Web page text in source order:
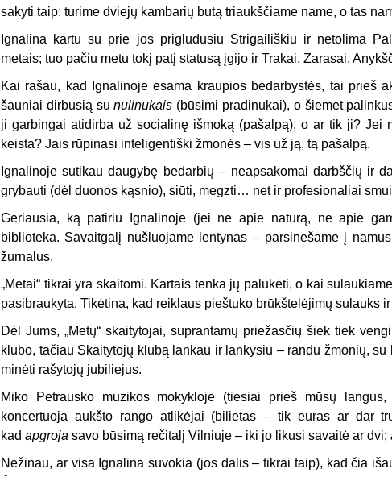
sakyti taip: turime dviejų kambarių butą triaukščiame name, o tas
Ignalina kartu su prie jos prigludusiu Strigailiškiu ir netolima
metais; tuo pačiu metu tokį patį statusą įgijo ir Trakai, Zarasai,
Kai rašau, kad Ignalinoje esama kraupios bedarbystės, tai prieš
šauniai dirbusią sunulinukais (būsimi pradinukai), o šiemet
ji garbingai atidirba už socialinę išmoką (pašalpą), o ar tik ji? Jei
keista? Jais rūpinasi inteligentiški žmonės – vis už ją, tą pašalpą.
Ignalinoje sutikau daugybę bedarbių – neapsakomai darbščių ir
grybauti (dėl duonos kąsnio), siūti, megzti… net ir profesionaliai
Geriausia, ką patiriu Ignalinoje (jei ne apie natūrą, ne apie
biblioteka. Savaitgalį nušluojame lentynas – parsinešame į
žurnalus.
„Metai“ tikrai yra skaitomi. Kartais tenka jų palūkėti, o kai
pasibraukyta. Tikėtina, kad reiklaus pieštuko brūkštelėjimų sulauks
Dėl Jums, „Metų“ skaitytojai, suprantamų priežasčių šiek tiek
klubo, tačiau Skaitytojų klubą lankau ir lankysiu – randu žmonių,
minėti rašytojų jubiliejus.
Miko Petrausko muzikos mokykloje (tiesiai prieš mūsų
koncertuoja aukšto rango atlikėjai (bilietas – tik euras ar dar
kad apgroja savo būsimą rečitalį Vilniuje – iki jo likusi savaitė ar dvi;
Nežinau, ar visa Ignalina suvokia (jos dalis – tikrai taip), kad čia